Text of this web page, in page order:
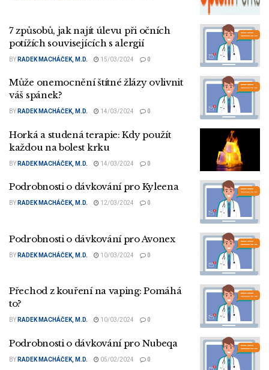
7 způsobů, jak najít úlevu při očních
potížích souvisejících s alergií
BY RADEK MACHÁČEK, M.D. 15/03/2024 0
Může onemocnění štítné žlázy ovlivnit
váš spánek?
BY RADEK MACHÁČEK, M.D. 14/03/2024 0
Horká a studená terapie: Kdy použít
každou na bolest krku
BY RADEK MACHÁČEK, M.D. 14/03/2024 0
Podrobnosti o dávkování pro Kyleena
BY RADEK MACHÁČEK, M.D. 12/03/2024 0
Podrobnosti o dávkování pro Avonex
BY RADEK MACHÁČEK, M.D. 10/03/2024 0
Přechod z kouření na vaping: Pomáhá
to?
BY RADEK MACHÁČEK, M.D. 10/03/2024 0
Podrobnosti o dávkování pro Nubeqa
BY RADEK MACHÁČEK, M.D. 05/02/2024 0